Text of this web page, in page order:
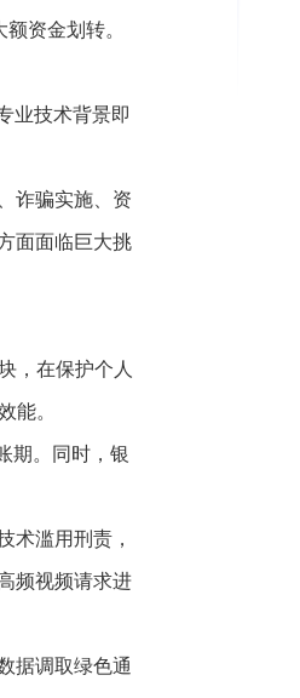
资金划转。
业技术背景即
诈骗实施、资
面面临巨大挑
，在保护个人
能。
期。同时，银
术滥用刑责，
频视频请求进
据调取绿色通